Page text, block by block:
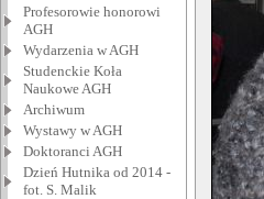
Profesorowie honorowi
AGH
Wydarzenia w AGH
Studenckie Koła
Naukowe AGH
Archiwum
Wystawy w AGH
Doktoranci AGH
Dzień Hutnika od 2014 -
fot. S. Malik